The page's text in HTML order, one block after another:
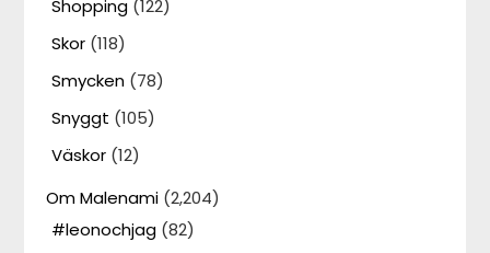
Shopping (122)
Skor (118)
Smycken (78)
Snyggt (105)
Väskor (12)
Om Malenami (2,204)
#leonochjag (82)